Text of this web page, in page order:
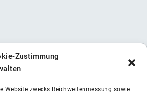
Zustimmung
Website zwecks Reichweitenmessung sowie